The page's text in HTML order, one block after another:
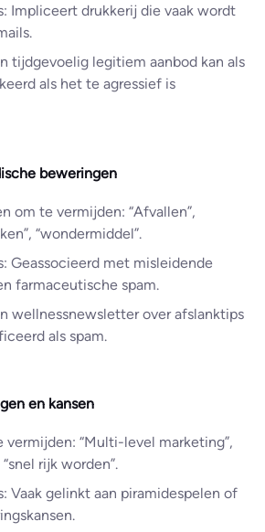
Impliceert drukkerij die vaak wordt
tijdgevoelig legitiem aanbod kan als
als het te agressief is
beweringen
om te vermijden: “Afvallen”,
“wondermiddel”.
Geassocieerd met misleidende
farmaceutische spam.
wellnessnewsletter over afslanktips
als spam.
en kansen
vermijden: “Multi-level marketing”,
rijk worden”.
Vaak gelinkt aan piramidespelen of